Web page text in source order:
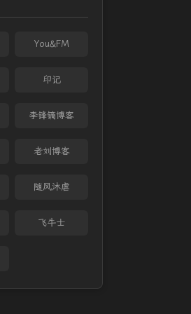
You&FM
印记
李锋镝博客
老刘博客
随风沐虐
飞牛士